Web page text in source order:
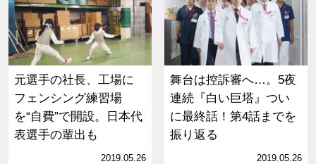
元選手の社長、工場に
フェンシング練習場
を“自費”で開設。日本代
表選手の輩出も
2019.05.26
舞台は控訴審へ…。5夜
連続『白い巨塔』つい
に最終話！第4話までを
振り返る
2019.05.26